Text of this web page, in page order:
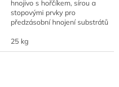
hnojivo s hořčíkem, sírou a
stopovými prvky pro
předzásobní hnojení substrátů
jiných zahradnických kultur.
25 kg